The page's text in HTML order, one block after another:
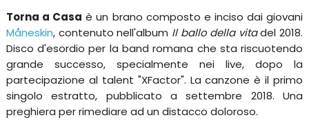
Torna a Casa è un brano composto e inciso dai giovani
Måneskin, contenuto nell'album Il ballo della vitadel 2018.
Disco d'esordio per la band romana che sta riscuotendo
grande successo, specialmente nei live, dopo la
partecipazione al talent "XFactor". La canzone è il primo
singolo estratto, pubblicato a settembre 2018. Una
preghiera per rimediare ad un distacco doloroso.